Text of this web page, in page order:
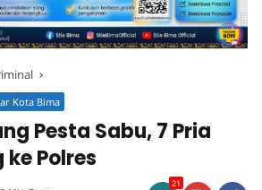
Kota Bima
Pesta Sabu, 7 Pria
Polres
21